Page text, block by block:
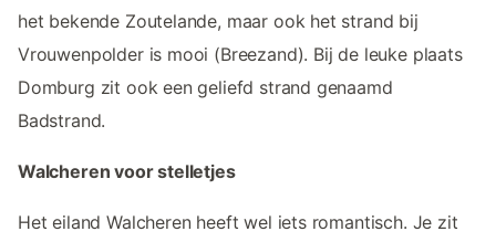
het bekende Zoutelande, maar ook het strand bij
Vrouwenpolder is mooi (Breezand). Bij de leuke plaats
Domburg zit ook een geliefd strand genaamd
Badstrand.
Walcheren voor stelletjes
Het eiland Walcheren heeft wel iets romantisch. Je zit